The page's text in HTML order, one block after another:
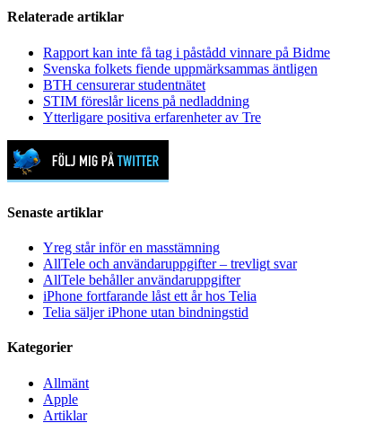
Relaterade artiklar
Rapport kan inte få tag i påstådd vinnare på Bidme
Svenska folkets fiende uppmärksammas äntligen
BTH censurerar studentnätet
STIM föreslår licens på nedladdning
Ytterligare positiva erfarenheter av Tre
Senaste artiklar
Yreg står inför en masstämning
AllTele och användaruppgifter – trevligt svar
AllTele behåller användaruppgifter
iPhone fortfarande låst ett år hos Telia
Telia säljer iPhone utan bindningstid
Kategorier
Allmänt
Apple
Artiklar